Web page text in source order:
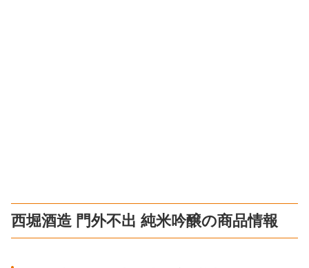
西堀酒造 門外不出 純米吟醸の商品情報